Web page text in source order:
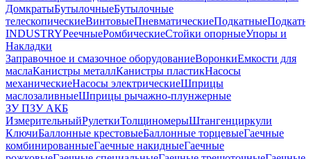
ДомкратыБутылочныеБутылочные
телескопическиеВинтовыеПневматическиеПодкатные
INDUSTRYРеечныеРомбическиеСтойки опорныеУпоры и
Накладки
Заправочное и смазочное оборудованиеВоронкиЕмкости для
маслаКанистры металлКанистры пластикНасосы
механическиеНасосы электрическиеШприцы
маслозаливныеШприцы рычажно-плунжерные
ЗУ ПЗУ АКБ
ИзмерительныйРулеткиТолщиномерыШтангенциркули
КлючиБаллонные крестовыеБаллонные торцевыеГаечные
комбинированныеГаечные накидныеГаечные